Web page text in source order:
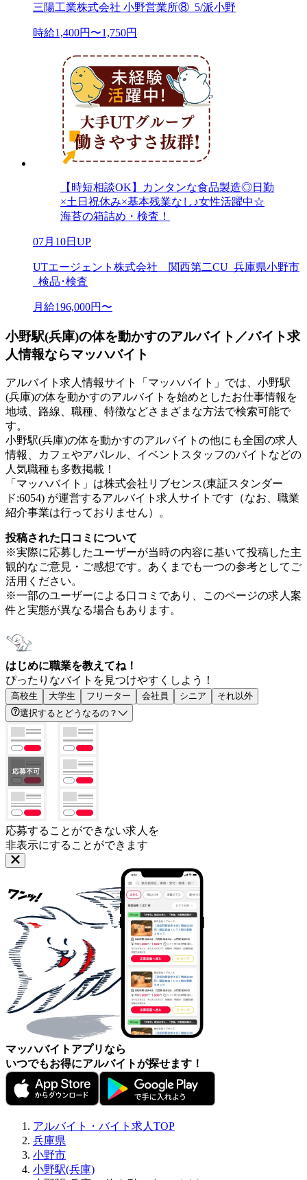
三陽工業株式会社 小野営業所⑧_5/派小野
時給1,400円〜1,750円
【時短相談OK】カンタンな食品製造◎日勤
×土日祝休み×基本残業なし♪女性活躍中☆
海苔の箱詰め・検査！
07月10日UP
UTエージェント株式会社 関西第二CU_兵庫県小野市
_検品･検査
月給196,000円〜
小野駅(兵庫)の体を動かすのアルバイト／バイト求
人情報ならマッハバイト
アルバイト求人情報サイト「マッハバイト」では、小野駅
(兵庫)の体を動かすのアルバイトを始めとしたお仕事情報を
地域、路線、職種、特徴などさまざまな方法で検索可能で
す。
小野駅(兵庫)の体を動かすのアルバイトの他にも全国の求人
情報、カフェやアパレル、イベントスタッフのバイトなどの
人気職種も多数掲載！
「マッハバイト」は株式会社リブセンス(東証スタンダー
ド:6054) が運営するアルバイト求人サイトです（なお、職業
紹介事業は行っておりません）。
投稿された口コミについて
※実際に応募したユーザーが当時の内容に基いて投稿した主
観的なご意見・ご感想です。あくまでも一つの参考としてご
活用ください。
※一部のユーザーによる口コミであり、このページの求人案
件と実態が異なる場合もあります。
はじめに職業を教えてね！
ぴったりなバイトを見つけやすくしよう！
高校生 大学生 フリーター 会社員 シニア
それ以外
選択するとどうなるの？
応募することができない求人を
非表示にすることができます
マッハバイトアプリなら
いつでもお得にアルバイトが探せます！
アルバイト・バイト求人TOP
兵庫県
小野市
小野駅(兵庫)